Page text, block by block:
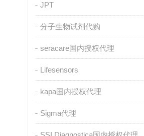
JPT
分子生物试剂代购
seracare国内授权代理
Lifesensors
kapa国内授权代理
Sigma代理